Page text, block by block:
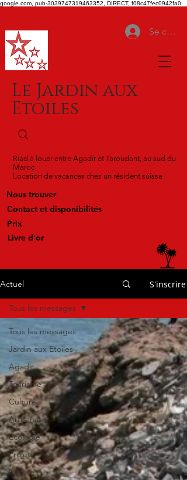
google.com, pub-3039747319463352, DIRECT, f08c47fec0942fa0
Se
Le Jardin aux
Etoiles
Riad à louer entre Agadir et Taroudant, au sud du
Maroc
Location de vacances chez un résident suisse
Nous trouver
Contact et disponibilités
Prix
Livre d'or
Actuel S'inscrire
Tous les messages
Jardin aux Etoiles
Agadir
Tourisme
Culture
Artisanat
Ecologie
Projets
Nature
Tous les messages